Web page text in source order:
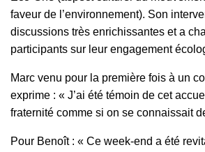
faveur de l’environnement). Son
discussions très enrichissantes et a
participants sur leur engagement
Marc venu pour la première fois à un
exprime : « J’ai été témoin de cet
fraternité comme si on se connaissait
Pour Benoît : « Ce week-end a été